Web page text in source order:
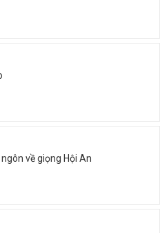
về giọng Hội An